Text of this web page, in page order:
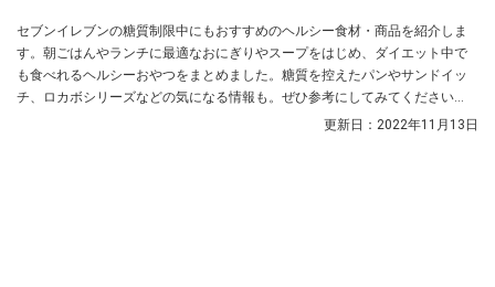
セブンイレブンの糖質制限中にもおすすめのヘルシー食材・商品を紹介しま
す。朝ごはんやランチに最適なおにぎりやスープをはじめ、ダイエット中で
も食べれるヘルシーおやつをまとめました。糖質を控えたパンやサンドイッ
チ、ロカボシリーズなどの気になる情報も。ぜひ参考にしてみてください
更新日： 2022年11月13日